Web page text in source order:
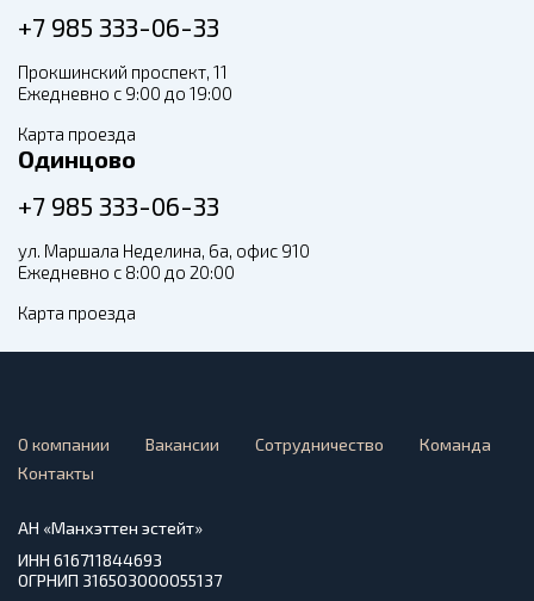
+7 985 333-06-33
Прокшинский проспект, 11
Ежедневно с 9:00 до 19:00
Карта проезда
Одинцово
+7 985 333-06-33
ул. Маршала Неделина, 6а, офис 910
Ежедневно с 8:00 до 20:00
Карта проезда
О компании Вакансии Сотрудничество
Команда
Контакты
АН «Манхэттен эстейт»
ИНН 616711844693
ОГРНИП 316503000055137